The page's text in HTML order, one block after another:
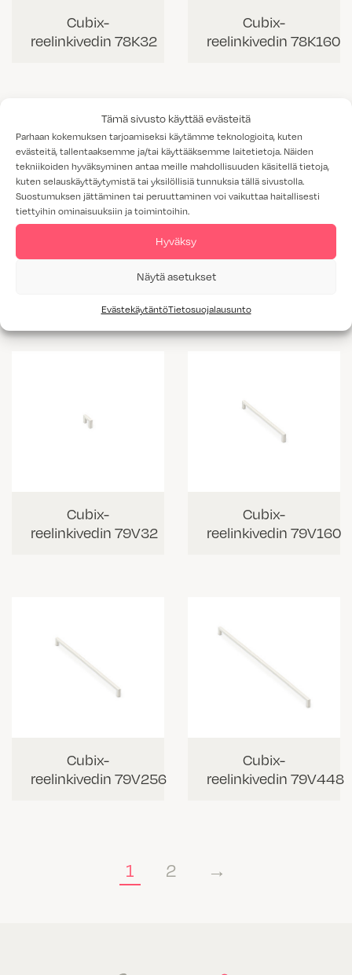
Tämä sivusto käyttää evästeitä
Parhaan kokemuksen tarjoamiseksi käytämme teknologioita, kuten
evästeitä, tallentaaksemme ja/tai käyttääksemme laitetietoja. Näiden
tekniikoiden hyväksyminen antaa meille mahdollisuuden käsitellä tietoja,
kuten selauskäyttäytymistä tai yksilöllisiä tunnuksia tällä sivustolla.
Suostumuksen jättäminen tai peruuttaminen voi vaikuttaa haitallisesti
tiettyihin ominaisuuksiin ja toimintoihin.
Hyväksy
Näytä asetukset
EvästekäytäntöTietosuojalausunto
Cubix-
reelinkivedin 78K32
Cubix-
reelinkivedin 78K160
reelinkivedin 78K256
reelinkivedin 78K448
Cubix-
reelinkivedin 79V32
Cubix-
reelinkivedin 79V160
Cubix-
reelinkivedin 79V256
Cubix-
reelinkivedin 79V448
1 2 →